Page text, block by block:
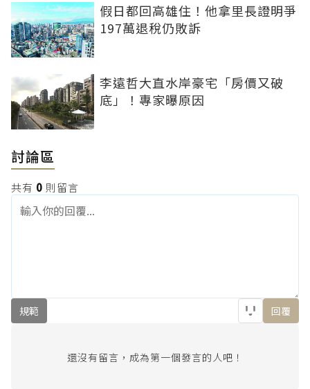
假日都回高雄住！他拿里長證明爭
197萬退稅仍敗訴
李遠哲大直水岸豪宅「房價又破
底」！專家曝原因
討論區
共有 0 則留言
規範 回覆
還沒有留言，成為第一個發言的人吧！